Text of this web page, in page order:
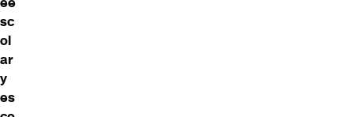
sc
ol
ar
y
es